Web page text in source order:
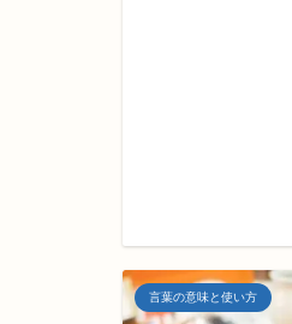
言葉の意味と使い方